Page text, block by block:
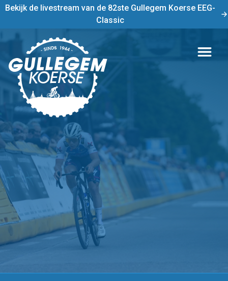
Bekijk de livestream van de 82ste Gullegem Koerse EEG-
Classic